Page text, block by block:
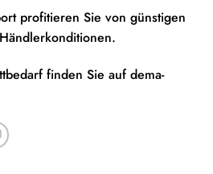
profitieren Sie von günstigen
finden Sie aufdema-